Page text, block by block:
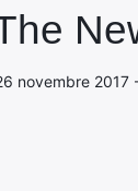
novembre